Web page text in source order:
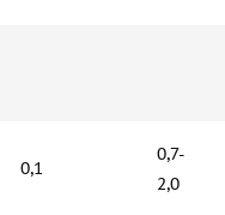
0,1
0,7-
2,0